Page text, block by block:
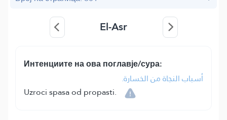
El-Asr
Интенциите на ова поглавје/сура:
أسباب النجاة من الخسارة.
Uzroci spasa od propasti.